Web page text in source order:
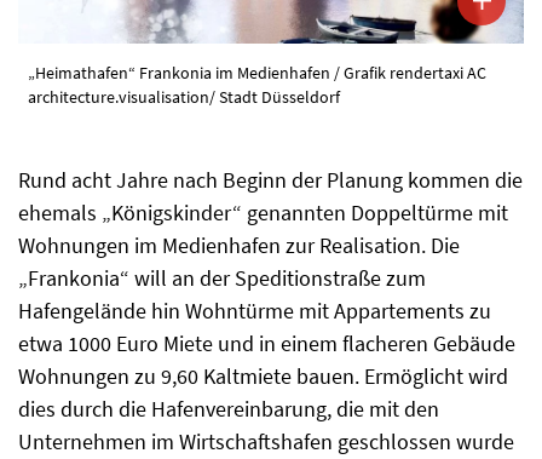
„Heimathafen“ Frankonia im Medienhafen / Grafik rendertaxi AC
architecture.visualisation/ Stadt Düsseldorf
Rund acht Jahre nach Beginn der Planung kommen die
ehemals „Königskinder“ genannten Doppeltürme mit
Wohnungen im Medienhafen zur Realisation. Die
„Frankonia“ will an der Speditionstraße zum
Hafengelände hin Wohntürme mit Appartements zu
etwa 1000 Euro Miete und in einem flacheren Gebäude
Wohnungen zu 9,60 Kaltmiete bauen. Ermöglicht wird
dies durch die Hafenvereinbarung, die mit den
Unternehmen im Wirtschaftshafen geschlossen wurde